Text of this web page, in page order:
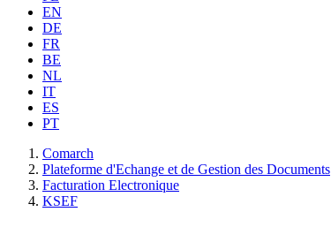
EN
DE
FR
BE
NL
IT
ES
PT
Comarch
Plateforme d'Echange et de Gestion des Documents
Facturation Electronique
KSEF